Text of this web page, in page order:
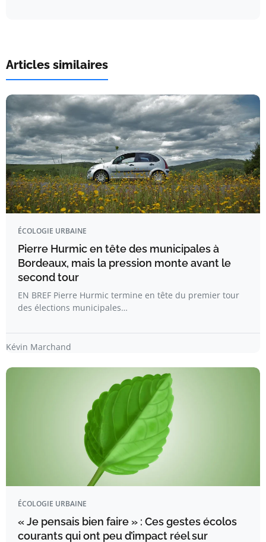
Articles similaires
ÉCOLOGIE URBAINE
Pierre Hurmic en tête des municipales à
Bordeaux, mais la pression monte avant le
second tour
EN BREF Pierre Hurmic termine en tête du premier tour
des élections municipales…
Kévin Marchand
ÉCOLOGIE URBAINE
« Je pensais bien faire » : Ces gestes écolos
courants qui ont peu d’impact réel sur